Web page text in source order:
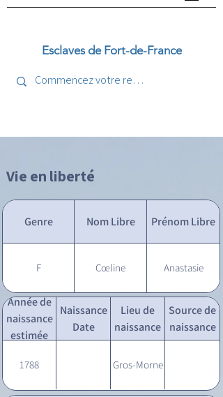
Esclaves de Fort-de-France
Vie en liberté
Genre Nom Libre Prénom Libre
F Cœline Anastasie
Année de
naissance
estimée
Naissance
Date
Lieu de
naissance
Source de
naissance
1788 Gros-Morne